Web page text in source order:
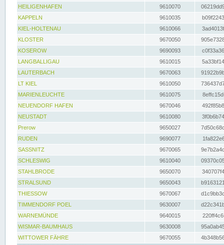
HEILIGENHAFEN
9610070
KAPPELN
9610035
KIEL-HOLTENAU
9610066
KLOSTER
9670050
KOSEROW
9690093
LANGBALLIGAU
9610015
LAUTERBACH
9670063
LT KIEL
9610050
MARIENLEUCHTE
9610075
NEUENDORF HAFEN
9670046
NEUSTADT
9610080
Prerow
9650027
RUDEN
9690077
SASSNITZ
9670065
SCHLESWIG
9610040
STAHLBRODE
9650070
STRALSUND
9650043
THIESSOW
9670067
TIMMENDORF POEL
9630007
WARNEMÜNDE
9640015
WISMAR-BAUMHAUS
9630008
WITTOWER FÄHRE
9670055